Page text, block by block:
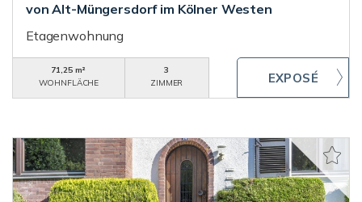
von Alt-Müngersdorf im Kölner Westen
Etagenwohnung
71,25 m²
WOHNFLÄCHE
3
ZIMMER